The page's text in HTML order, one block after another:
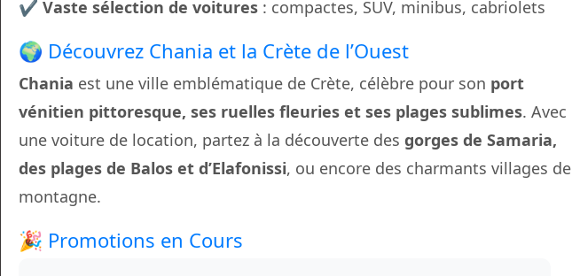
✔ Vaste sélection de voitures : compactes, SUV, minibus, cabriolets
🌍 Découvrez Chania et la Crète de l’Ouest
Chania est une ville emblématique de Crète, célèbre pour son port
vénitien pittoresque, ses ruelles fleuries et ses plages sublimes. Avec
une voiture de location, partez à la découverte des gorges de Samaria,
des plages de Balos et d’Elafonissi, ou encore des charmants villages de
montagne.
🎉 Promotions en Cours